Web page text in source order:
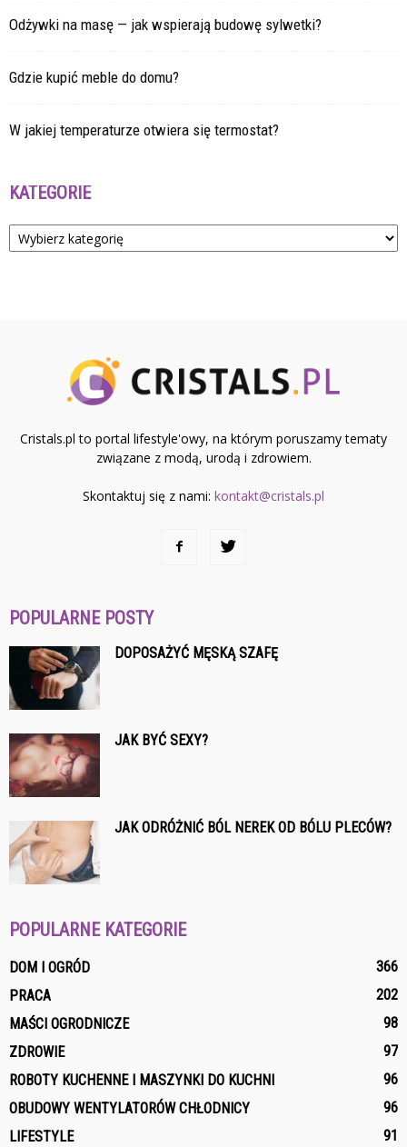
Odżywki na masę — jak wspierają budowę sylwetki?
Gdzie kupić meble do domu?
W jakiej temperaturze otwiera się termostat?
KATEGORIE
Kategorie
Cristals.pl to portal lifestyle'owy, na którym poruszamy tematy
związane z modą, urodą i zdrowiem.
Skontaktuj się z nami: kontakt@cristals.pl
POPULARNE POSTY
DOPOSAŻYĆ MĘSKĄ SZAFĘ
JAK BYĆ SEXY?
JAK ODRÓŻNIĆ BÓL NEREK OD BÓLU PLECÓW?
POPULARNE KATEGORIE
DOM I OGRÓD
366
PRACA
202
MAŚCI OGRODNICZE
98
ZDROWIE
97
ROBOTY KUCHENNE I MASZYNKI DO KUCHNI
96
OBUDOWY WENTYLATORÓW CHŁODNICY
96
LIFESTYLE
91